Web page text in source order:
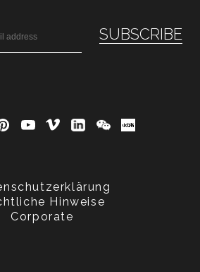
Hinweise
Corporate